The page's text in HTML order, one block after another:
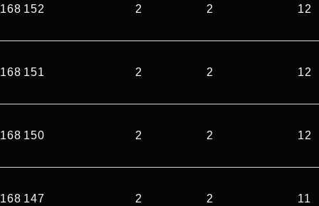
168 152 2 2 12
168 151 2 2 12
168 150 2 2 12
168 147 2 2 11